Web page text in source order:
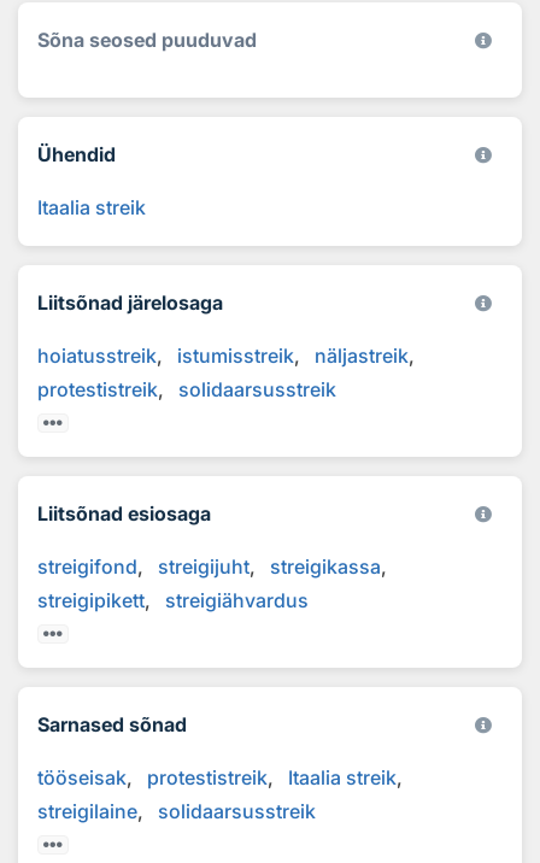
Sõna seosed puuduvad
Ühendid
Itaalia streik
Liitsõnad järelosaga
hoiatusstreik istumisstreik
näljastreik
protestistreik
solidaarsusstreik
Liitsõnad esiosaga
streigifond streigijuht
streigikassa
streigipikett
streigiähvardus
Sarnased sõnad
tööseisak protestistreik
Itaalia streik
streigilaine
solidaarsusstreik